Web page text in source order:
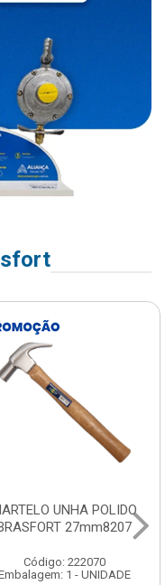
UNHA POLIDO
27mm8207
Código: 222070
1 - UNIDADE